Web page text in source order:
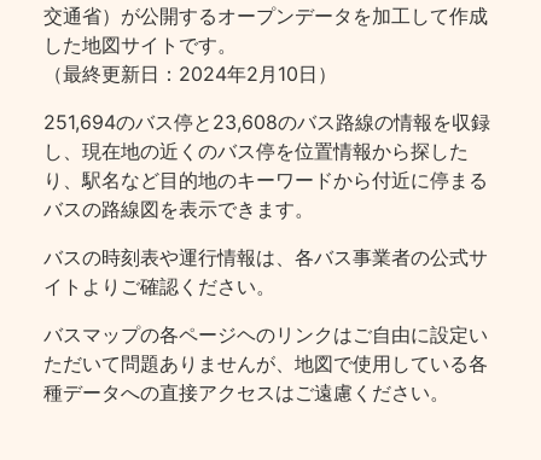
交通省）が公開するオープンデータを加工して作成
した地図サイトです。
（最終更新日：2024年2月10日）
251,694のバス停と23,608のバス路線の情報を収録
し、現在地の近くのバス停を位置情報から探した
り、駅名など目的地のキーワードから付近に停まる
バスの路線図を表示できます。
バスの時刻表や運行情報は、各バス事業者の公式サ
イトよりご確認ください。
バスマップの各ページヘのリンクはご自由に設定い
ただいて問題ありませんが、地図で使用している各
種データへの直接アクセスはご遠慮ください。